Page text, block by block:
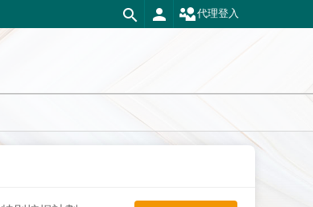
代理登入